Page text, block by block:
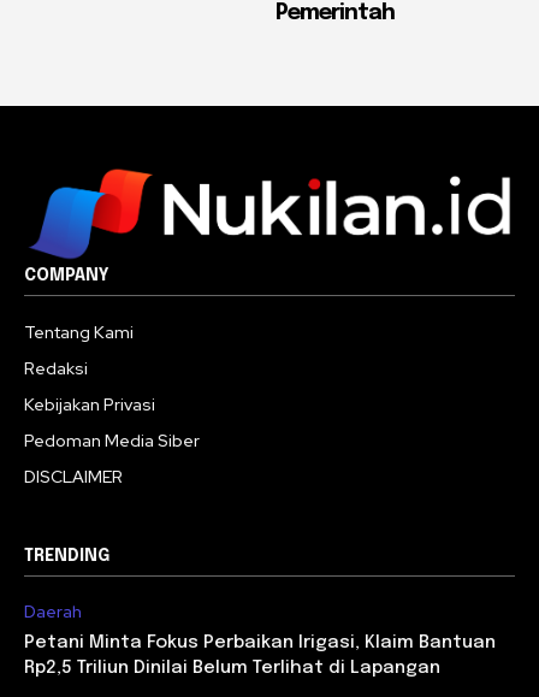
Pemerintah
COMPANY
Tentang Kami
Redaksi
Kebijakan Privasi
Pedoman Media Siber
DISCLAIMER
TRENDING
Daerah
Petani Minta Fokus Perbaikan Irigasi, Klaim Bantuan
Rp2,5 Triliun Dinilai Belum Terlihat di Lapangan